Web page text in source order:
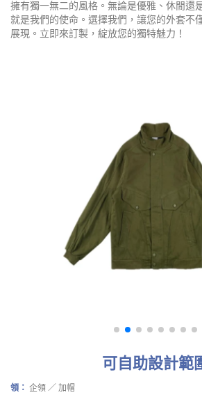
擁有獨一無二的風格。無論是優雅、休閒還
就是我們的使命。選擇我們，讓您的外套不
展現。立即來訂製，綻放您的獨特魅力！
可自助設計範
領： 企領 ／ 加帽